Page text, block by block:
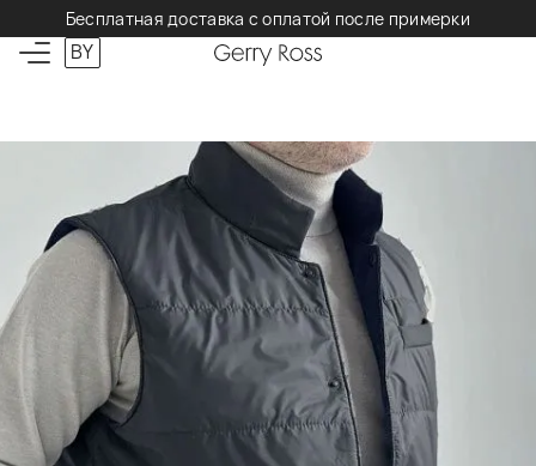
Бесплатная доставка с оплатой после примерки
BY